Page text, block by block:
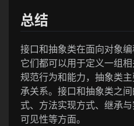
总结
接口和抽象类在面向对象编
它们都可以用于定义一组
规范行为和能力，抽象类
承关系。接口和抽象类之
式、方法实现方式、继承
可见性等方面。